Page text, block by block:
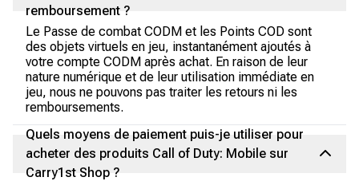
remboursement ?
Le Passe de combat CODM et les Points COD sont
des objets virtuels en jeu, instantanément ajoutés à
votre compte CODM après achat. En raison de leur
nature numérique et de leur utilisation immédiate en
jeu, nous ne pouvons pas traiter les retours ni les
remboursements.
Quels moyens de paiement puis-je utiliser pour
acheter des produits Call of Duty: Mobile sur
Carry1st Shop ?